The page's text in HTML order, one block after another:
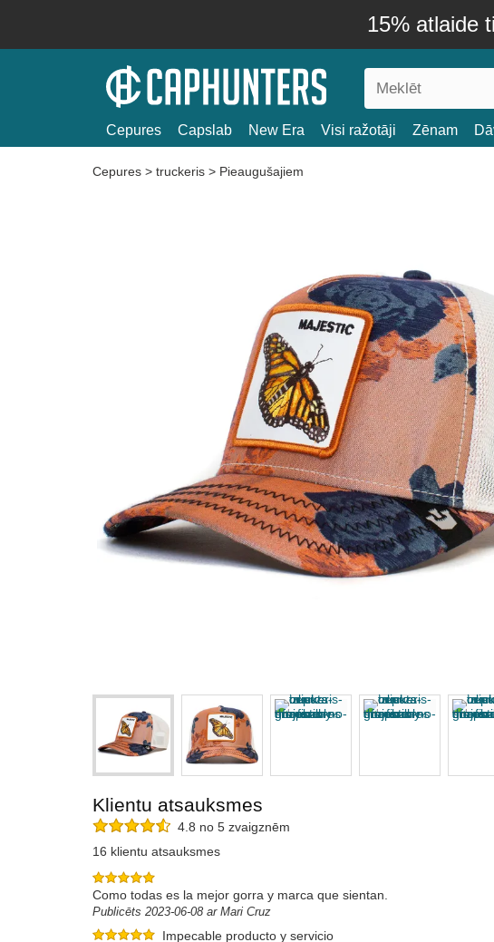
15% atlaide
Cepures Capslab New Era Visi ražotāji Zēnam
Cepures > truckeris > Pieaugušajiem
Klientu atsauksmes
4.8 no 5 zvaigznēm
16 klientu atsauksmes
Como todas es la mejor gorra y marca que sientan.
Publicēts 2023-06-08 ar Mari Cruz
Impecable producto y servicio